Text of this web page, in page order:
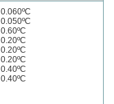
0.060ºC
0.050ºC
0.60ºC
0.20ºC
0.20ºC
0.20ºC
0.40ºC
0.40ºC